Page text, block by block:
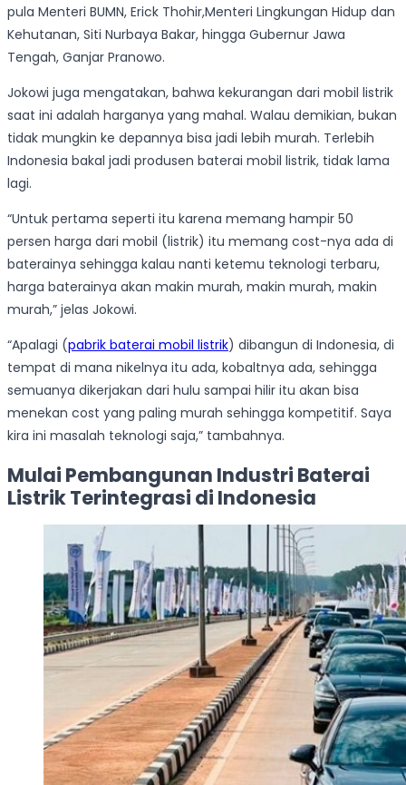
pula Menteri BUMN, Erick Thohir,Menteri Lingkungan Hidup dan
Kehutanan, Siti Nurbaya Bakar, hingga Gubernur Jawa
Tengah, Ganjar Pranowo.
Jokowi juga mengatakan, bahwa kekurangan dari mobil listrik
saat ini adalah harganya yang mahal. Walau demikian, bukan
tidak mungkin ke depannya bisa jadi lebih murah. Terlebih
Indonesia bakal jadi produsen baterai mobil listrik, tidak lama
lagi.
“Untuk pertama seperti itu karena memang hampir 50
persen harga dari mobil (listrik) itu memang cost-nya ada di
baterainya sehingga kalau nanti ketemu teknologi terbaru,
harga baterainya akan makin murah, makin murah, makin
murah,” jelas Jokowi.
“Apalagi (pabrik baterai mobil listrik) dibangun di Indonesia, di
tempat di mana nikelnya itu ada, kobaltnya ada, sehingga
semuanya dikerjakan dari hulu sampai hilir itu akan bisa
menekan cost yang paling murah sehingga kompetitif. Saya
kira ini masalah teknologi saja,” tambahnya.
Mulai Pembangunan Industri Baterai
Listrik Terintegrasi di Indonesia